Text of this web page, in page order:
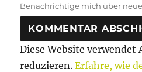
Benachrichtige mich über
Diese Website verwendet
reduzieren.Erfahre, wie